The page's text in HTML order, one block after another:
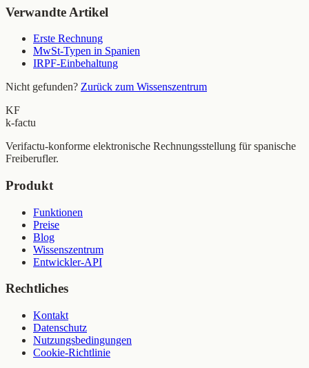
Verwandte Artikel
Erste Rechnung
MwSt-Typen in Spanien
IRPF-Einbehaltung
Nicht gefunden? Zurück zum Wissenszentrum
KF
k-factu
Verifactu-konforme elektronische Rechnungsstellung für spanische
Freiberufler.
Produkt
Funktionen
Preise
Blog
Wissenszentrum
Entwickler-API
Rechtliches
Kontakt
Datenschutz
Nutzungsbedingungen
Cookie-Richtlinie